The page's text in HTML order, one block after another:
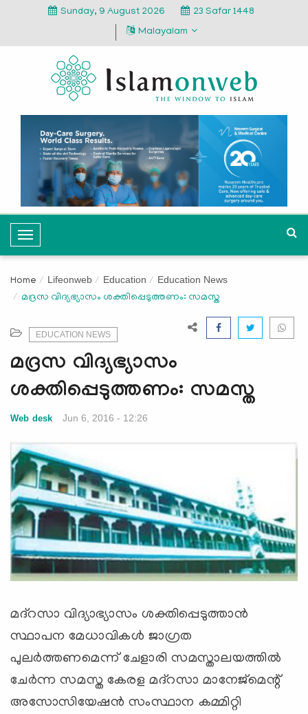
Sunday, 9 August 2026
23 Safar 1448
Malayalam
T
o
g
l
a
v
i
a
i
o
n
Home Lifeonweb Education Education News
മദ്രസ വിദ്യഭ്യാസം ശക്തിപ്പെടുത്തണം: സമസ്ത
EDUCATION NEWS
മദ്രസ വിദ്യഭ്യാസം
ശക്തിപ്പെടുത്തണം: സമസ്ത
Web desk Jun 6, 2016 - 12:26
മദ്റസാ വിദ്യാഭ്യാസം ശക്തിപ്പെടുത്താന്‍
സ്ഥാപന മേധാവികള്‍ ജാഗ്രത
പുലര്‍ത്തണമെന്ന് ചേളാരി സമസ്താലയത്തില്‍
ചേര്‍ന്ന സമസ്ത കേരള മദ്റസാ മാനേജ്മെന്റ്
അസോസിയേഷന്‍ സംസ്ഥാന കമ്മിറ്റി